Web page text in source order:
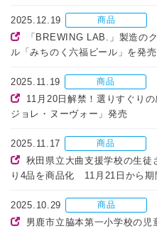
2025.12.19 商品
「BREWING LAB.」製造の
ル「みちのく六福ビール」を発
2025.11.19 商品
11月20日解禁！選りすぐり
ジョレ・ヌーヴォー」発売
2025.11.17 商品
秋田県立大曲支援学校の生
り4品を商品化 11月21日から期
2025.10.29 商品
男鹿市立脇本第一小学校の